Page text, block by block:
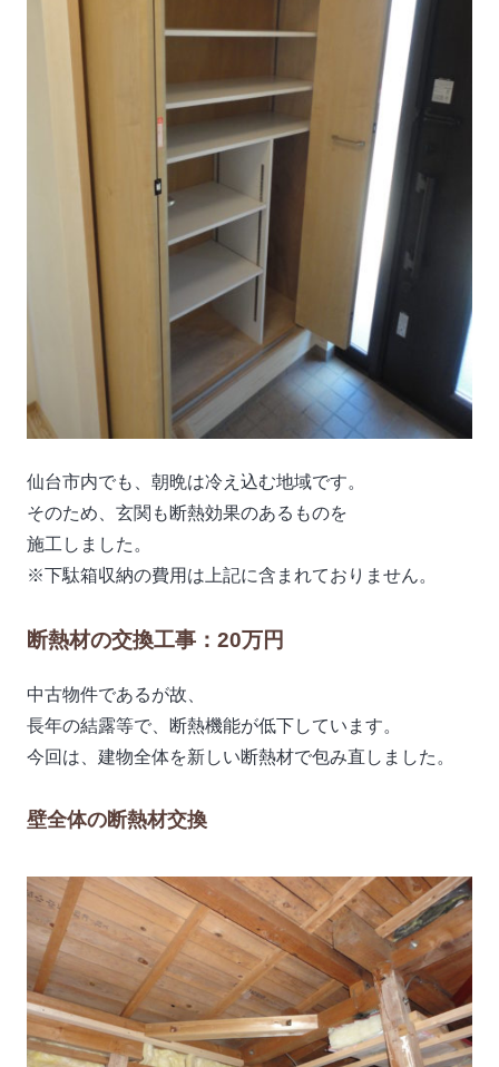
仙台市内でも、朝晩は冷え込む地域です。
そのため、玄関も断熱効果のあるものを
施工しました。
※下駄箱収納の費用は上記に含まれておりません。
断熱材の交換工事：20万円
中古物件であるが故、
長年の結露等で、断熱機能が低下しています。
今回は、建物全体を新しい断熱材で包み直しました。
壁全体の断熱材交換